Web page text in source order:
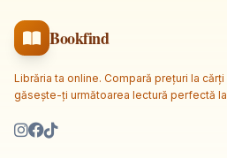
Bookfind
Librăria ta online. Compară prețuri la
găsește-ți următoarea lectură perfectă